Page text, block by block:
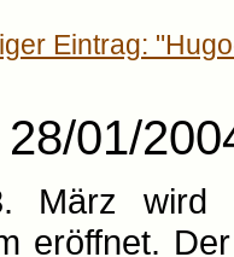
Eintrag:
28/01/
März wird
eröffnet.